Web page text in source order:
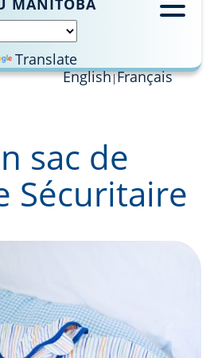
MANITOBA
Translate
English Français
sac de
Sécuritaire